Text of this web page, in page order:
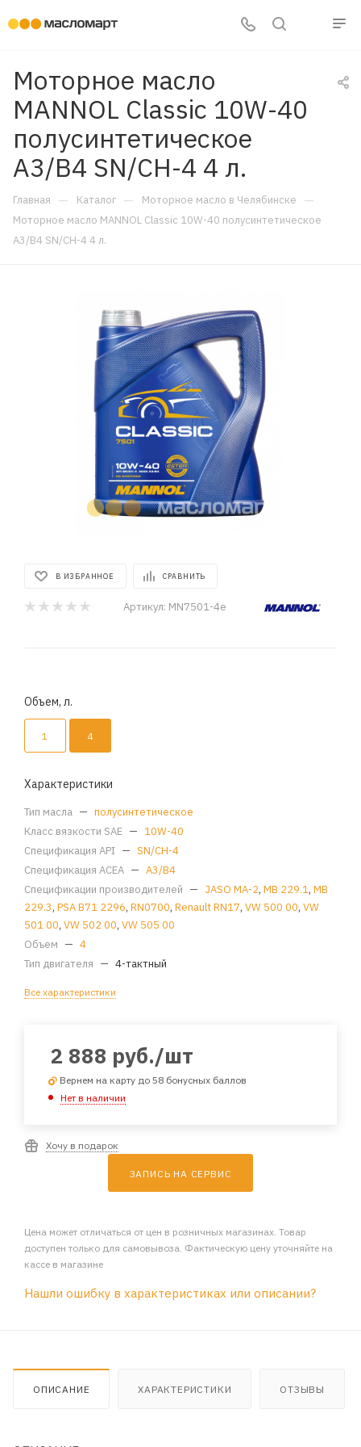
Моторное масло
MANNOL Classic 10W-40
полусинтетическое
A3/B4 SN/CH-4 4 л.
Главная — Каталог — Моторное масло в Челябинске —
Моторное масло MANNOL Classic 10W-40 полусинтетическое
A3/B4 SN/CH-4 4 л.
В ИЗБРАННОЕ СРАВНИТЬ
Артикул: MN7501-4e
Объем, л.
1 4
Характеристики
Тип масла — полусинтетическое
Класс вязкости SAE — 10W-40
Спецификация API — SN/CH-4
Спецификация ACEA — A3/B4
Спецификации производителей — JASO MA-2, MB 229.1, MB
229.3, PSA B71 2296, RN0700, Renault RN17, VW 500 00, VW
501 00, VW 502 00, VW 505 00
Объем — 4
Тип двигателя — 4-тактный
Все характеристики
2 888 руб./шт
Вернем на карту до 58 бонусных баллов
Нет в наличии
Хочу в подарок
ЗАПИСЬ НА СЕРВИС
Цена может отличаться от цен в розничных магазинах. Товар
доступен только для самовывоза. Фактическую цену уточняйте на
кассе в магазине
Нашли ошибку в характеристиках или описании?
ОПИСАНИЕ ХАРАКТЕРИСТИКИ ОТЗЫВЫ